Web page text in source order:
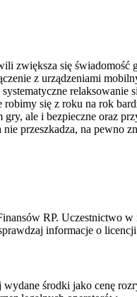
zwiększa się świadomość
z urządzeniami
relaksowanie
się z roku na rok
ale i bezpieczne oraz
przeszkadza, na pewno
RP. Uczestnictwo
informacje o
wydane środki jako cenę